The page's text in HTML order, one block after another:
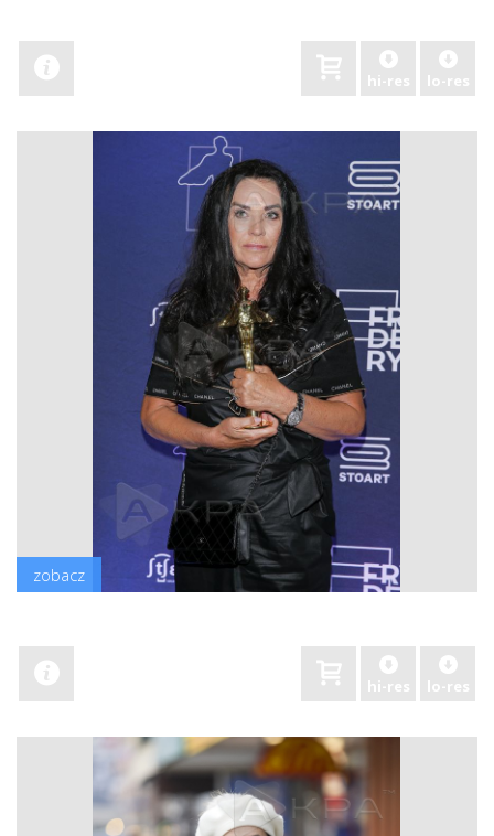
hi-res lo-res
zobacz
hi-res lo-res